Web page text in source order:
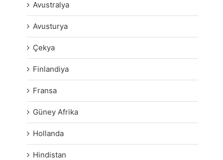
Avustralya
Avusturya
Çekya
Finlandiya
Fransa
Güney Afrika
Hollanda
Hindistan